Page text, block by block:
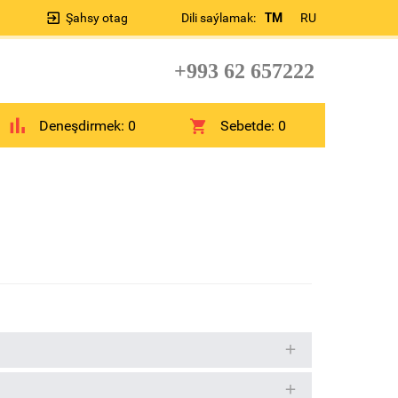
Dili saýlamak: TM RU
Şahsy otag
+993 62 657222
Deneşdirmek: 0 Sebetde:0